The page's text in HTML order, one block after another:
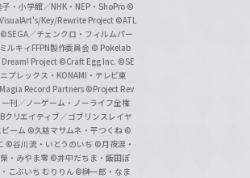
・小学館／NHK・NEP・ShoPro ©
Key/Rewrite Project ©ATL
©SEGA／チェンクロ・フィルムパー
ルキィFFPN製作委員会 © Pokelab
Project ©Craft Egg Inc. ©SE
プレックス・KONAMI・テレビ東
Record Partners ©Project Rev
刊／ノーゲーム・ノーライフ全権
クリエイティブ／ゴブリンスレイヤ
ーム ©久慈マサムネ・平つくね ©
©谷川流・いとうのいぢ ©月夜涙・
・みやま零 ©井中だちま・飯田ぽ
こぶいち むりりん ©榊一郎・なま